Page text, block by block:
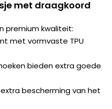
met draagkoord
premium kwaliteit:
met vormvaste TPU
bieden extra goede
bescherming van het